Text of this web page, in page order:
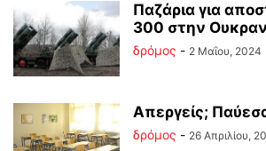
Παζάρια για
300 στην
δρόμος - 2 Μαΐου, 2024
Απεργείς;
δρόμος - 26 Απριλίου,